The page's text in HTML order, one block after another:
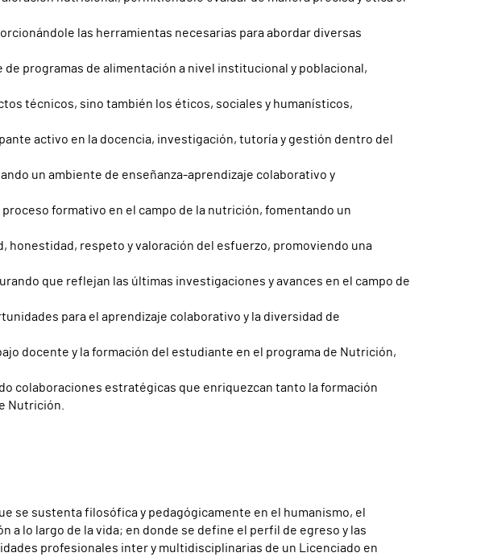
las herramientas necesarias para abordar diversas
programas de alimentación a nivel institucional y poblacional,
técnicos, sino también los éticos, sociales y humanísticos,
activo en la docencia, investigación, tutoría y gestión dentro del
un ambiente de enseñanza-aprendizaje colaborativo y
formativo en el campo de la nutrición, fomentando un
respeto y valoración del esfuerzo, promoviendo una
que reflejan las últimas investigaciones y avances en el campo de
para el aprendizaje colaborativo y la diversidad de
docente y la formación del estudiante en el programa de Nutrición,
colaboraciones estratégicas que enriquezcan tanto la formación
Nutrición.
se sustenta filosófica y pedagógicamente en el humanismo, el
a lo largo de la vida; en donde se define el perfil de egreso y las
profesionales inter y multidisciplinarias de un Licenciado en